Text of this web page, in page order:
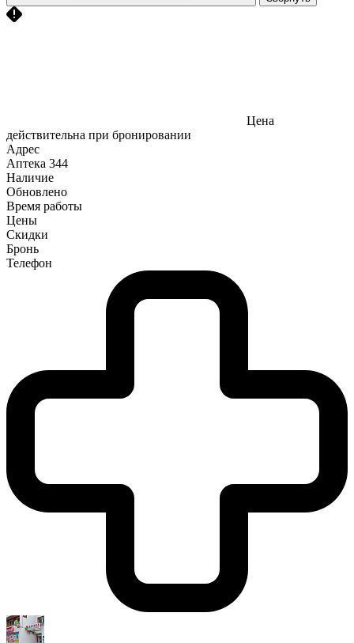
Цена
действительна при бронировании
Адрес
Аптека 344
Наличие
Обновлено
Время работы
Цены
Скидки
Бронь
Телефон